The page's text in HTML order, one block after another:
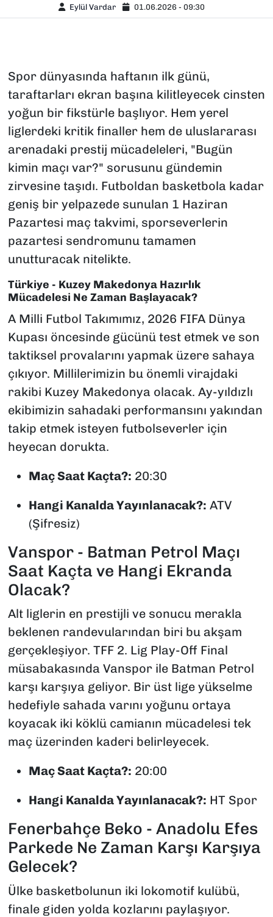
Eylül Vardar 01.06.2026 - 09:30
Spor dünyasında haftanın ilk günü,
taraftarları ekran başına kilitleyecek cinsten
yoğun bir fikstürle başlıyor. Hem yerel
liglerdeki kritik finaller hem de uluslararası
arenadaki prestij mücadeleleri, "Bugün
kimin maçı var?" sorusunu gündemin
zirvesine taşıdı. Futboldan basketbola kadar
geniş bir yelpazede sunulan 1 Haziran
Pazartesi maç takvimi, sporseverlerin
pazartesi sendromunu tamamen
unutturacak nitelikte.
Türkiye - Kuzey Makedonya Hazırlık
Mücadelesi Ne Zaman Başlayacak?
A Milli Futbol Takımımız, 2026 FIFA Dünya
Kupası öncesinde gücünü test etmek ve son
taktiksel provalarını yapmak üzere sahaya
çıkıyor. Millilerimizin bu önemli virajdaki
rakibi Kuzey Makedonya olacak. Ay-yıldızlı
ekibimizin sahadaki performansını yakından
takip etmek isteyen futbolseverler için
heyecan dorukta.
Maç Saat Kaçta?: 20:30
Hangi Kanalda Yayınlanacak?: ATV
(Şifresiz)
Vanspor - Batman Petrol Maçı
Saat Kaçta ve Hangi Ekranda
Olacak?
Alt liglerin en prestijli ve sonucu merakla
beklenen randevularından biri bu akşam
gerçekleşiyor. TFF 2. Lig Play-Off Final
müsabakasında Vanspor ile Batman Petrol
karşı karşıya geliyor. Bir üst lige yükselme
hedefiyle sahada varını yoğunu ortaya
koyacak iki köklü camianın mücadelesi tek
maç üzerinden kaderi belirleyecek.
Maç Saat Kaçta?: 20:00
Hangi Kanalda Yayınlanacak?: HT Spor
Fenerbahçe Beko - Anadolu Efes
Parkede Ne Zaman Karşı Karşıya
Gelecek?
Ülke basketbolunun iki lokomotif kulübü,
finale giden yolda kozlarını paylaşıyor.